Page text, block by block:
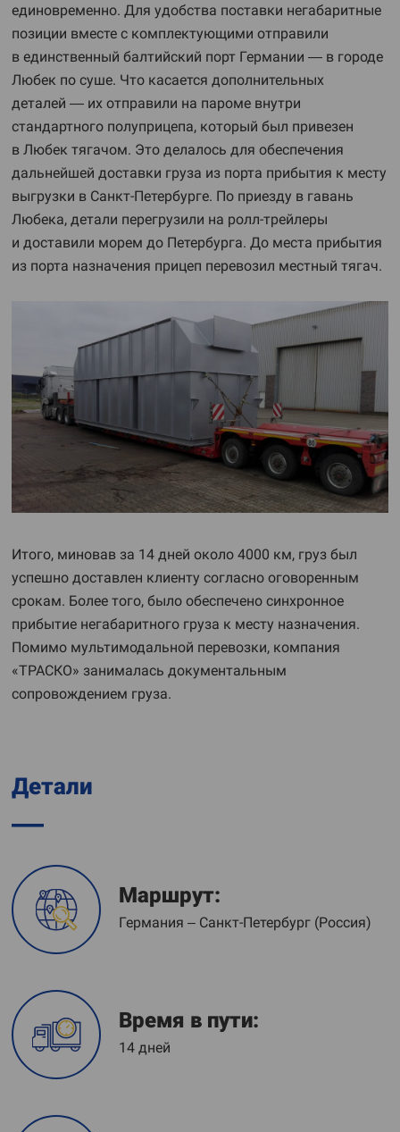
единовременно. Для удобства поставки негабаритные
позиции вместе с комплектующими отправили
в единственный балтийский порт Германии — в городе
Любек по суше. Что касается дополнительных
деталей — их отправили на пароме внутри
стандартного полуприцепа, который был привезен
в Любек тягачом. Это делалось для обеспечения
дальнейшей доставки груза из порта прибытия к месту
выгрузки в Санкт-Петербурге. По приезду в гавань
Любека, детали перегрузили на ролл-трейлеры
и доставили морем до Петербурга. До места прибытия
из порта назначения прицеп перевозил местный тягач.
Итого, миновав за 14 дней около 4000 км, груз был
успешно доставлен клиенту согласно оговоренным
срокам. Более того, было обеспечено синхронное
прибытие негабаритного груза к месту назначения.
Помимо мультимодальной перевозки, компания
«ТРАСКО» занималась документальным
сопровождением груза.
Детали
Маршрут:
Германия – Санкт-Петербург (Россия)
Время в пути:
14 дней